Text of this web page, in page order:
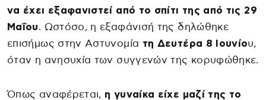
να έχει εξαφανιστεί από το σπίτι της από τις 29
Μαΐου. Ωστόσο, η εξαφάνισή της δηλώθηκε
επισήμως στην Αστυνομία τη Δευτέρα 8 Ιουνίου,
όταν η ανησυχία των συγγενών της κορυφώθηκε.
Όπως αναφέρεται, η γυναίκα είχε μαζί της το